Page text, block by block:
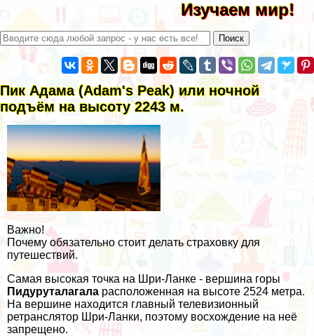
Изучаем мир!
Пик Адама (Adam's Peak) или ночной
подъём на высоту 2243 м.
Важно!
Почему обязательно стоит делать страховку для
путешествий.
Самая высокая точка на Шри-Ланке - вершина горы
Пидуруталагала расположенная на высоте 2524 метра.
На вершине находится главный телевизионный
ретранслятор Шри-Ланки, поэтому восхождение на неё
запрещено.